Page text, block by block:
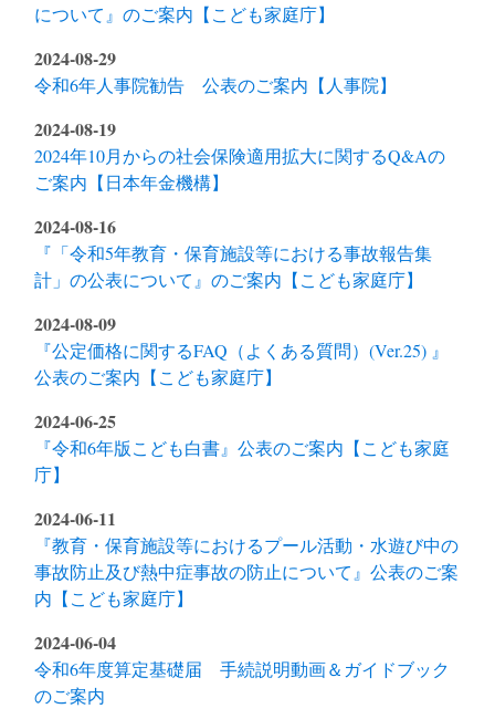
について』のご案内【こども家庭庁】
2024-08-29
令和6年人事院勧告 公表のご案内【人事院】
2024-08-19
2024年10月からの社会保険適用拡大に関するQ&Aの
ご案内【日本年金機構】
2024-08-16
『「令和5年教育・保育施設等における事故報告集
計」の公表について』のご案内【こども家庭庁】
2024-08-09
『公定価格に関するFAQ（よくある質問）(Ver.25) 』
公表のご案内【こども家庭庁】
2024-06-25
『令和6年版こども白書』公表のご案内【こども家庭
庁】
2024-06-11
『教育・保育施設等におけるプール活動・水遊び中の
事故防止及び熱中症事故の防止について』公表のご案
内【こども家庭庁】
2024-06-04
令和6年度算定基礎届 手続説明動画＆ガイドブック
のご案内